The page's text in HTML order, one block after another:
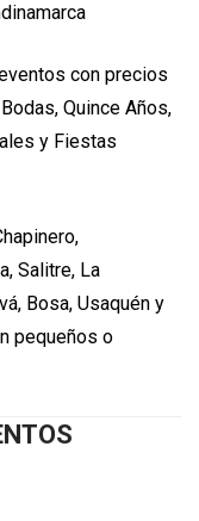
con precios
Quince Años,
y Fiestas
Salitre, La
Bosa, Usaquén y
pequeños o